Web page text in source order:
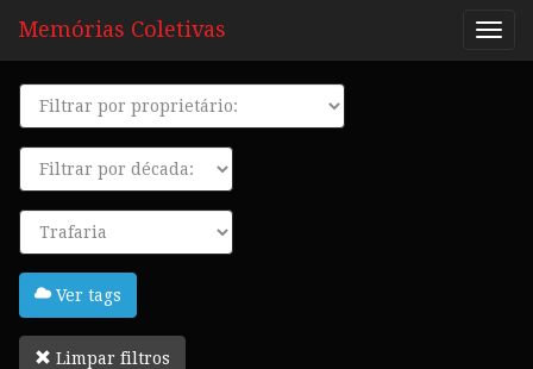
Memórias Coletivas
Proprietário
Década
Tags
Ver tags
Limpar filtros